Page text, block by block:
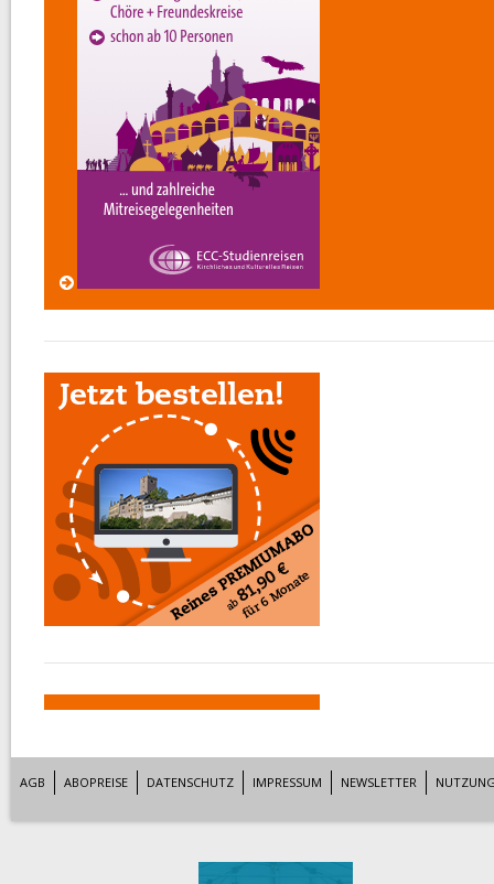
AGB ABOPREISE DATENSCHUTZ IMPRESSUM NEWSLETTER